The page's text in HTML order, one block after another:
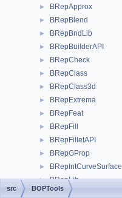
► BRepApprox
► BRepBlend
► BRepBndLib
► BRepBuilderAPI
► BRepCheck
► BRepClass
► BRepClass3d
► BRepExtrema
► BRepFeat
► BRepFill
► BRepFilletAPI
► BRepGProp
► BRepIntCurveSurface
► BRepLib
► BRepLProp
src BOPTools